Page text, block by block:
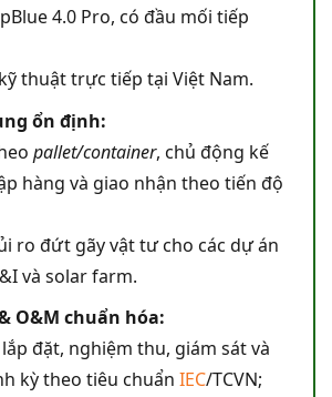
4.0 Pro, có đầu mối tiếp
thuật trực tiếp tại Việt Nam.
ổn định:
pallet/container, chủ động kế
hàng và giao nhận theo tiến độ
ro đứt gãy vật tư cho các dự án
và solar farm.
O&M chuẩn hóa:
đặt, nghiệm thu, giám sát và
kỳ theo tiêu chuẩn IEC/TCVN;